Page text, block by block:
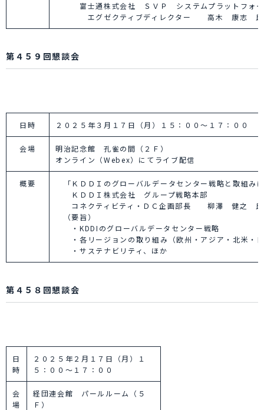
富士通株式会社 ＳＶＰ システムプラットフォー
エグゼクティブディレクター 高木 康志 氏
第４５９回懇談会
日時 ２０２５年３月１７日（月）１５：００～１７：００
会場
明治記念館 孔雀の間（２Ｆ）
オンライン（Webex）にてライブ配信
概要
「ＫＤＤＩのグローバルデータセンター戦略と取組み
ＫＤＤＩ株式会社 グループ戦略本部
コネクティビティ・ＤＣ企画部長 柳澤 健之 氏
（要旨）
・KDDIのグローバルデータセンター戦略
・各リージョンの取り組み（欧州・アジア・北米・
・サステナビリティ、ほか
第４５８回懇談会
日
時
２０２５年２月１７日（月）１
５：００～１７：００
会
場
経団連会館 パールルーム（５
Ｆ）